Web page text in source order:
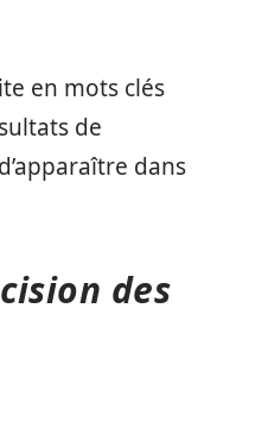
en mots clés
de
dans
des